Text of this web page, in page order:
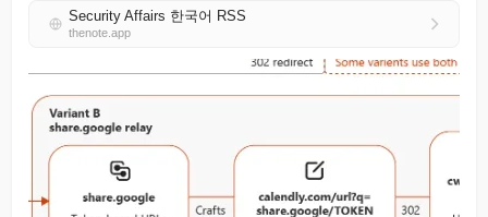
Security Affairs 한국어 RSS
thenote.app